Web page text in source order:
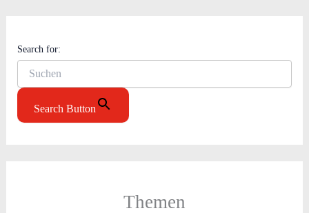
Search for:
Search Button
Themen